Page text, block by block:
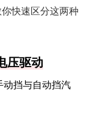
快速区分这两种
压驱动
动挡与自动挡汽